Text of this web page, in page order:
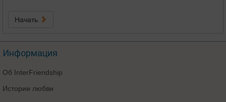
Начать
Информация
Об InterFriendship
Истории любви